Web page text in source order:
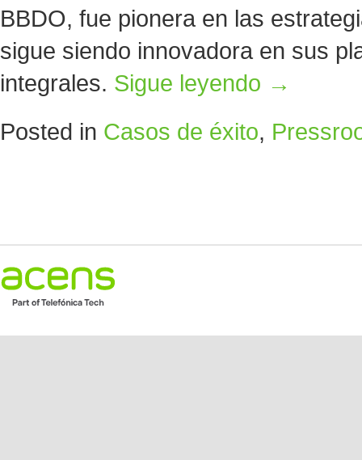
BBDO, fue pionera en las
sigue siendo innovadora en sus
integrales. Sigue leyendo →
Posted in Casos de éxito,